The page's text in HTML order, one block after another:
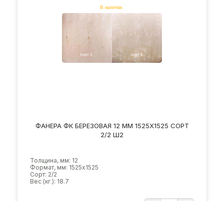
ФАНЕРА ФК БЕРЕЗОВАЯ 12 ММ 1525Х1525 СОРТ
2/2 Ш2
Толщина, мм: 12
Формат, мм: 1525х1525
Сорт: 2/2
Вес (кг.): 18.7